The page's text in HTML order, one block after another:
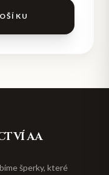
AA
šperky, které